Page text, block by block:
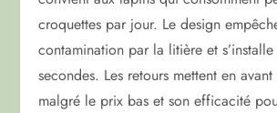
croquettes par jour. Le design
contamination par la litière et
secondes. Les retours mettent en avant
malgré le prix bas et son efficacité